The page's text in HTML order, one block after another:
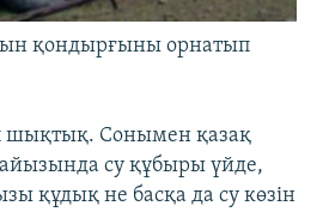
қондырғыны орнатып
шықтық. Сонымен қазақ
су құбыры үйде,
құдық не басқа да су көзін